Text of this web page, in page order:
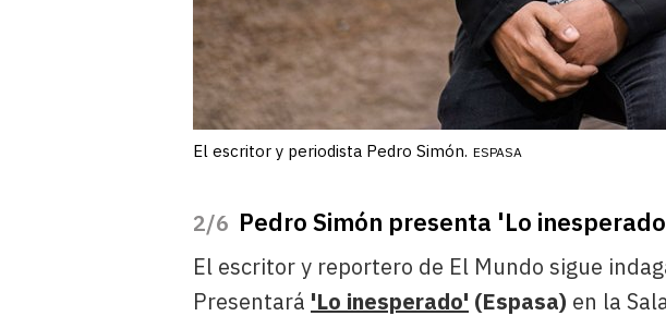
El escritor y periodista Pedro Simón. ESPASA
/6 Pedro Simón presenta 'Lo
El escritor y reportero de El Mundo sigue
Presentará 'Lo inesperado' (Espasa) en la